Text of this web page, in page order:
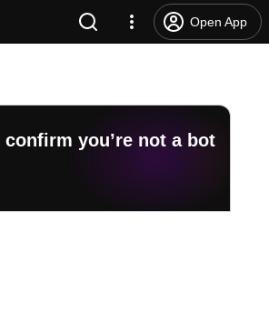
Open App
you’re not a bot